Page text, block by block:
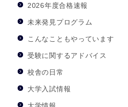
2026年度合格速報
未来発見プログラム
こんなこともやっています
受験に関するアドバイス
校舎の日常
大学入試情報